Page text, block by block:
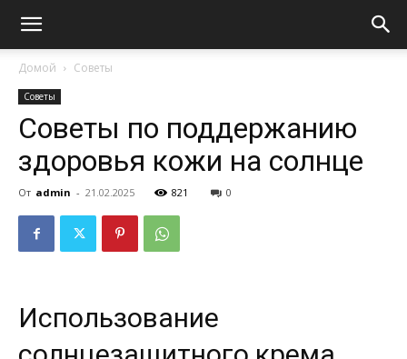
Домой Советы
Советы
Советы по поддержанию
здоровья кожи на солнце
От admin - 21.02.2025 821 0
Использование